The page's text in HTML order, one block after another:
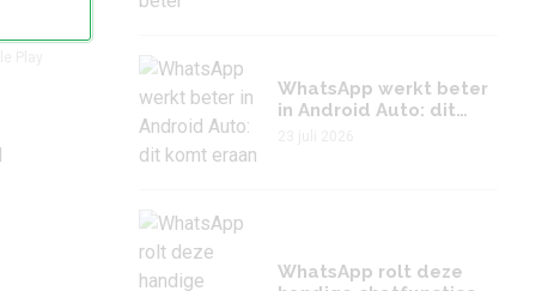
WhatsApp werkt beter
in Android Auto: dit
WhatsApp rolt deze